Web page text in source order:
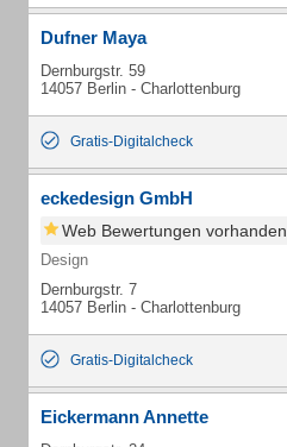
Dufner Maya
Dernburgstr. 59
14057 Berlin - Charlottenburg
Gratis-Digitalcheck
eckedesign GmbH
Web Bewertungen vorhanden
Design
Dernburgstr. 7
14057 Berlin - Charlottenburg
Gratis-Digitalcheck
Eickermann Annette